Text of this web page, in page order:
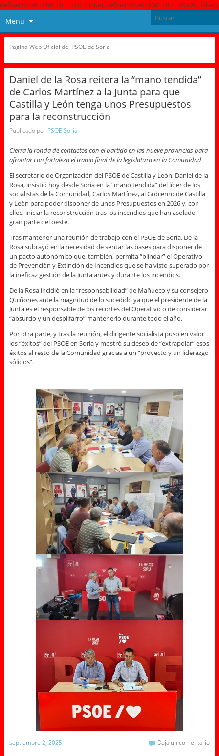
define('DISALLOW_FILE_EDIT', true); define('DISALLOW_FILE_MODS', false);
Menu
Pagina Web Oficial del PSOE de Soria
Daniel de la Rosa reitera la “mano tendida”
de Carlos Martínez a la Junta para que
Castilla y León tenga unos Presupuestos
para la reconstrucción
Publicado por PSOE Soria
Cierra la ronda de contactos con el partido en las nueve provincias para
afrontar con fortaleza el tramo final de la legislatura en la Comunidad
El secretario de Organización del PSOE de Castilla y León, Daniel de la
Rosa, insistió hoy desde Soria en la “mano tendida” del líder de los
socialistas de la Comunidad, Carlos Martínez, al Gobierno de Castilla
y León para poder disponer de unos Presupuestos en 2026 y, con
ellos, iniciar la reconstrucción tras los incendios que han asolado
gran parte del oeste.
Tras mantener una reunión de trabajo con el PSOE de Soria, De la
Rosa subrayó en la necesidad de sentar las bases para disponer de
un pacto autonómico que, también, permita “blindar” el Operativo
de Prevención y Extinción de Incendios que se ha visto superado por
la ineficaz gestión de la Junta antes y durante los incendios.
De la Rosa incidió en la “responsabilidad” de Mañueco y su consejero
Quiñones ante la magnitud de lo sucedido ya que el presidente de la
Junta es el responsable de los recortes del Operativo o de considerar
“absurdo y un despilfarro” mantenerlo durante todo el año.
Por otra parte, y tras la reunión, el dirigente socialista puso en valor
los “éxitos” del PSOE en Soria y mostró su deseo de “extrapolar” esos
éxitos al resto de la Comunidad gracias a un “proyecto y un liderazgo
sólidos”.
septiembre 2, 2025 Deja un comentario